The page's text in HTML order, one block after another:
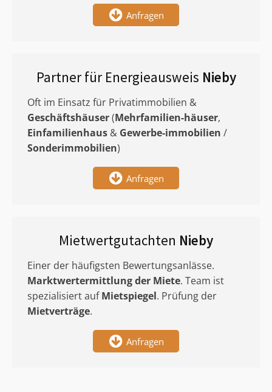
Anfragen
Partner für Energieausweis Nieby
Oft im Einsatz für Privatimmobilien &
Geschäftshäuser(Mehrfamilien-häuser,
Einfamilienhaus & Gewerbe-immobilien /
Sonderimmobilien)
Anfragen
Mietwertgutachten Nieby
Einer der häufigsten Bewertungsanlässe.
Marktwertermittlungder Miete. Team ist
spezialisiert aufMietspiegel. Prüfung der
Mietverträge.
Anfragen